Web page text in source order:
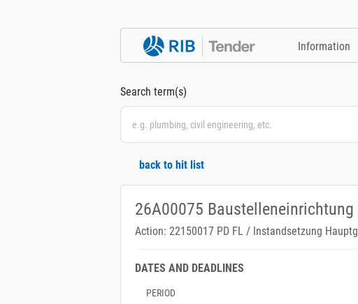
Information
Search term(s)
back to hit list
26A00075 Baustelleneinrichtung
Action: 22150017 PD FL / Instandsetzung
DATES AND DEADLINES
PERIOD